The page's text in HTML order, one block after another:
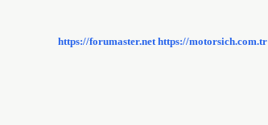
https://forumaster.net https://motorsich.com.tr